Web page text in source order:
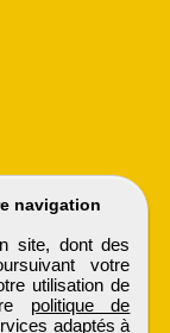
navigation
site, dont des
votre
utilisation de
politique de
adaptés à